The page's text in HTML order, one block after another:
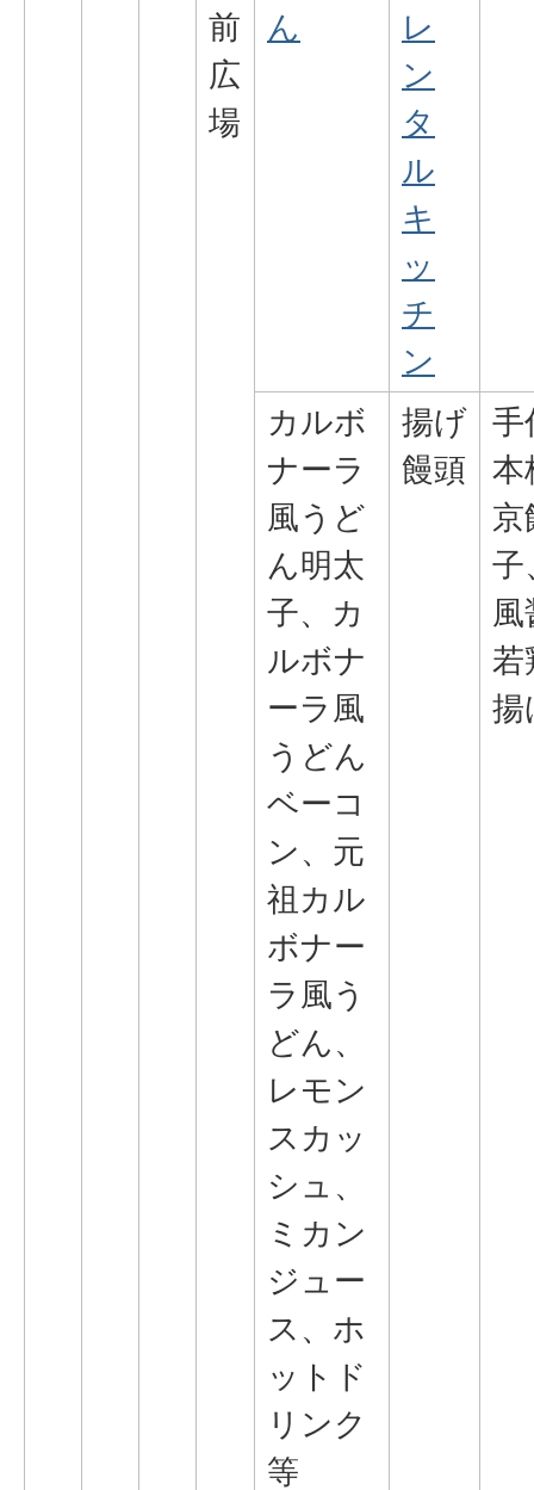
前
広
場
ん
レ
ン
タ
ル
キ
ッ
チ
ン
カルボ
ナーラ
風うど
ん明太
子、カ
ルボナ
ーラ風
うどん
ベーコ
ン、元
祖カル
ボナー
ラ風う
どん、
レモン
スカッ
シュ、
ミカン
ジュー
ス、ホ
ットド
リンク
等
揚げ
饅頭
手
本
京
子
風
若
揚